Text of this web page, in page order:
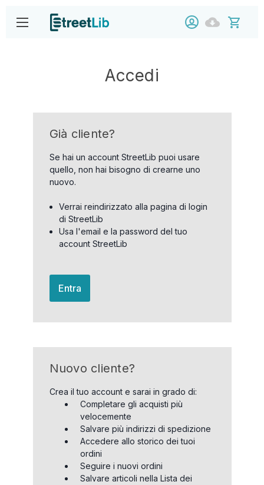
Accedi
Già cliente?
Se hai un account StreetLib puoi usare
quello, non hai bisogno di crearne uno
nuovo.
Verrai reindirizzato alla pagina di login
di StreetLib
Usa l'email e la password del tuo
account StreetLib
Entra
Nuovo cliente?
Crea il tuo account e sarai in grado di:
Completare gli acquisti più
velocemente
Salvare più indirizzi di spedizione
Accedere allo storico dei tuoi
ordini
Seguire i nuovi ordini
Salvare articoli nella Lista dei